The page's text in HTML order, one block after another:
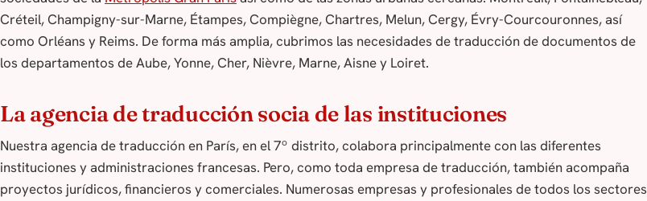
Créteil, Champigny-sur-Marne, Étampes, Compiègne, Chartres, Melun, Cergy, Évry-Courcouronnes, así
como Orléans y Reims. De forma más amplia, cubrimos las necesidades de traducción de documentos de
los departamentos de Aube, Yonne, Cher, Nièvre, Marne, Aisne y Loiret.
La agencia de traducción socia de las instituciones
Nuestra agencia de traducción en París, en el 7º distrito, colabora principalmente con las diferentes
instituciones y administraciones francesas. Pero, como toda empresa de traducción, también acompaña
proyectos jurídicos, financieros y comerciales. Numerosas empresas y profesionales de todos los sectores